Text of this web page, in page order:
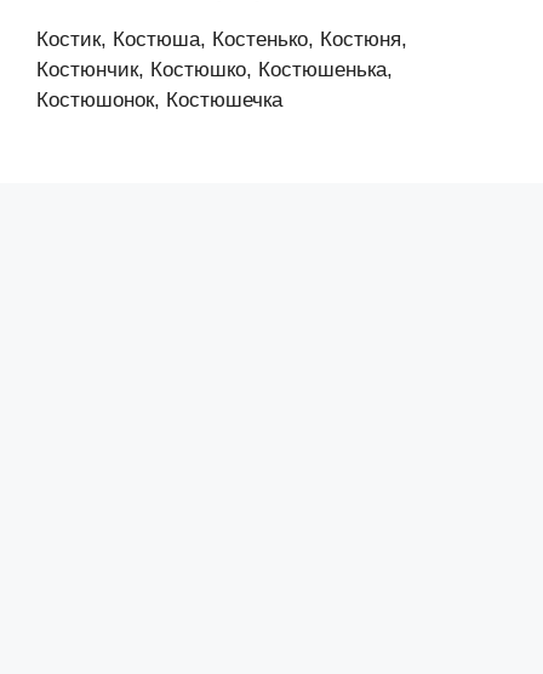
Костик, Костюша, Костенько, Костюня,
Костюнчик, Костюшко, Костюшенька,
Костюшонок, Костюшечка